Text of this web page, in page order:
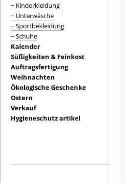
− Kinderkleidung
− Unterwäsche
− Sportbekleidung
− Schuhe
Kalender
Süßigkeiten & Feinkost
Auftragsfertigung
Weihnachten
Ökologische Geschenke
Ostern
Verkauf
Hygieneschutz artikel